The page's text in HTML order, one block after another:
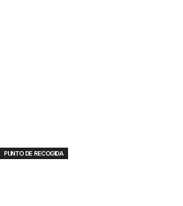
PUNTO DE RECOGIDA